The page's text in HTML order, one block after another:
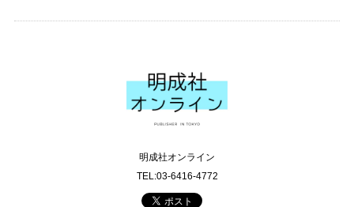
明成社オンライン
TEL:03-6416-4772